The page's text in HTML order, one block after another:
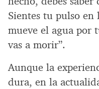
Sientes tu pulso en
mueve el agua por
vas a morir”.
Aunque la
dura, en la